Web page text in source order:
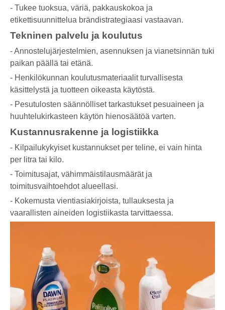
- Tukee tuoksua, väriä, pakkauskokoa ja
etikettisuunnittelua brändistrategiaasi vastaavan.
Tekninen palvelu ja koulutus
- Annostelujärjestelmien, asennuksen ja vianetsinnän tuki
paikan päällä tai etänä.
- Henkilökunnan koulutusmateriaalit turvallisesta
käsittelystä ja tuotteen oikeasta käytöstä.
- Pesutulosten säännölliset tarkastukset pesuaineen ja
huuhtelukirkasteen käytön hienosäätöä varten.
Kustannusrakenne ja logistiikka
- Kilpailukykyiset kustannukset per teline, ei vain hinta
per litra tai kilo.
- Toimitusajat, vähimmäistilausmäärät ja
toimitusvaihtoehdot alueellasi.
- Kokemusta vientiasiakirjoista, tullauksesta ja
vaarallisten aineiden logistiikasta tarvittaessa.